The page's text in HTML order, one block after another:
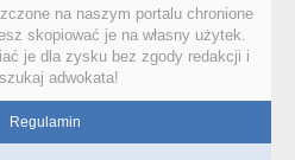
na naszym portalu chronione
skopiować je na własny użytek.
je dla zysku bez zgody redakcji i
adwokata!
Regulamin